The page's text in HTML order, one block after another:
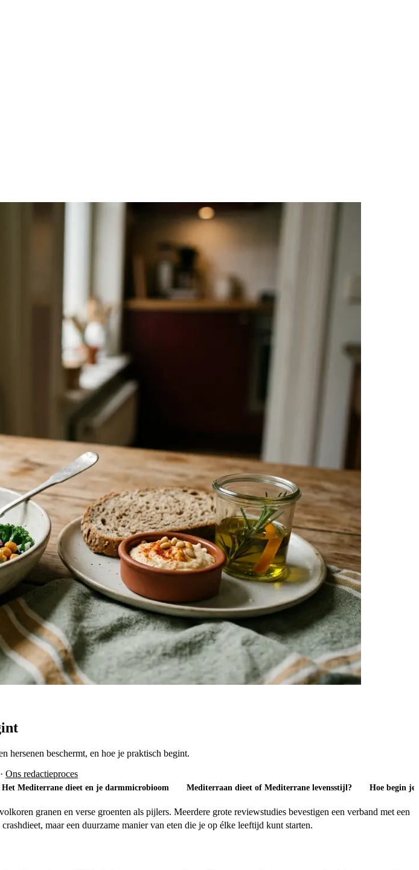
hersenen beschermt, en hoe je praktisch begint.
· Ons redactieproces
Het Mediterrane dieet en je darmmicrobioom Mediterraan dieet of Mediterrane levensstijl? Hoe begin je
granen en verse groenten als pijlers. Meerdere grote reviewstudies bevestigen een verband met een
maar een duurzame manier van eten die je op élke leeftijd kunt starten.